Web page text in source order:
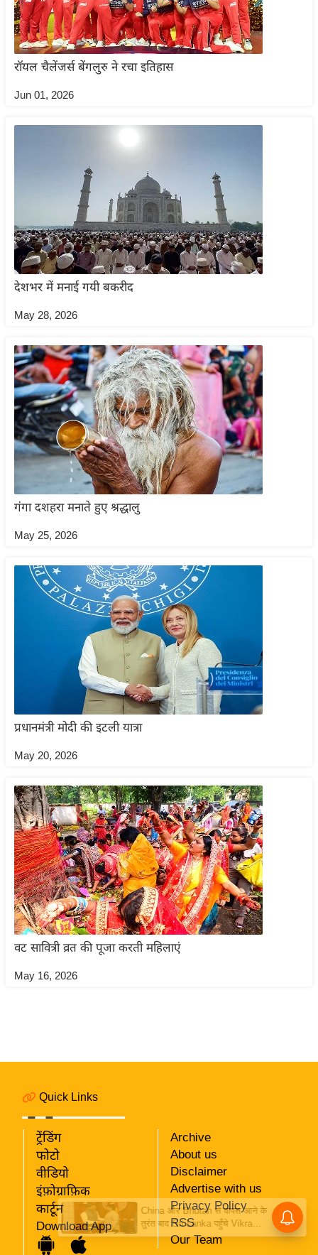
स
मं
त्रा
ले
नी
ति
वि
श्ले
ष
स
म
सा
म
यि
क
मा
भू
स्तं
.
चा
प
र
स
मी
क्षा
ध
र्म
ज्यो
ति
प्र
ध
स्थ
रॉयल चैलेंजर्स बेंगलुरु ने रचा इतिहास
Jun 01, 2026
देशभर में मनाई गयी बकरीद
May 28, 2026
गंगा दशहरा मनाते हुए श्रद्धालु
May 25, 2026
प्रधानमंत्री मोदी की इटली यात्रा
May 20, 2026
वट सावित्री व्रत की पूजा करती महिलाएं
May 16, 2026
Quick Links
ट्रेंडिंग
फोटो
वीडियो
इंफ़ोग्राफ़िक
कार्टून
Download App
Archive
About us
Disclaimer
Advertise with us
Privacy Policy
RSS
Our Team